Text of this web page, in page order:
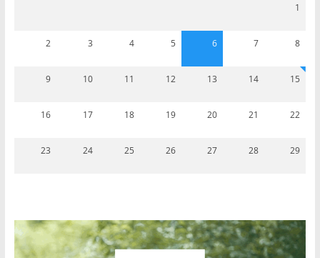
1
2 3 4 5 6 7 8
9 10 11 12 13 14 15
16 17 18 19 20 21 22
23 24 25 26 27 28 29